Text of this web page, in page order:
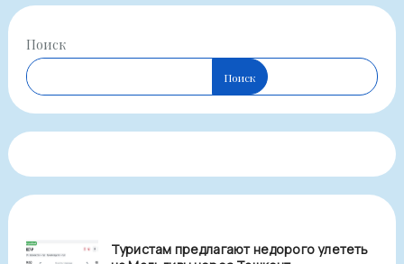
Поиск
Поиск
Туристам предлагают недорого улететь